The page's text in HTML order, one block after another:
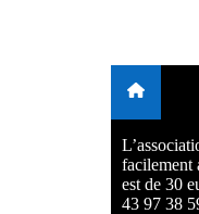
avec
Ecoute
musico
participation
facilement
est de 30
43 97 38